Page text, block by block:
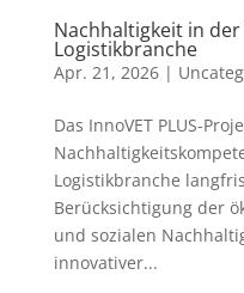
Nachhaltigkeit in
Logistikbranche
Apr. 21, 2026|
Das InnoVET PLUS-
Logistikbranche
Berücksichtigung der
und sozialen
innovativer...